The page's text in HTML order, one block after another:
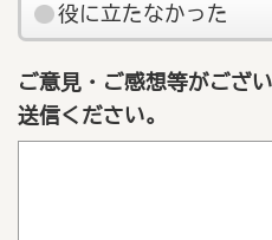
役に立たなかった
ご意見・ご感想等がござ
送信ください。